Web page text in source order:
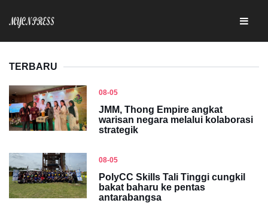
TERBARU
08-05
JMM, Thong Empire angkat
warisan negara melalui kolaborasi
strategik
08-05
PolyCC Skills Tali Tinggi cungkil
bakat baharu ke pentas
antarabangsa